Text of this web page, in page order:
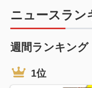
ニュースラン
週間ランキング
1位